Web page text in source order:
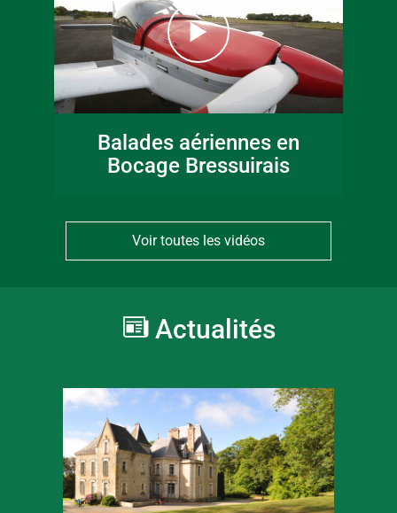
Balades aériennes en
Bocage Bressuirais
Voir toutes les vidéos
Actualités